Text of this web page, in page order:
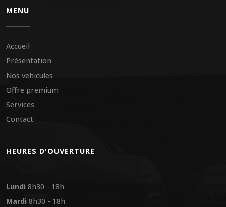
MENU
Accueil
Présentation
Nos vehicules
Offre premium
Services
Contact
HEURES D'OUVERTURE
Lundi 8h30 - 18h
Mardi 8h30 - 18h